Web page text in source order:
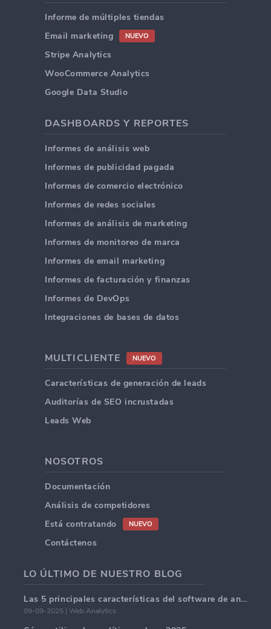
Informe de múltiples tiendas
Email marketing
NUEVO
Stripe Analytics
WooCommerce Analytics
Google Data Studio
DASHBOARDS Y REPORTES
Informes de análisis web
Informes de publicidad pagada
Informes de comercio electrónico
Informes de redes sociales
Informes de análisis de marketing
Informes de monitoreo de marca
Informes de email marketing
Informes de facturación y finanzas
Informes de DevOps
Integraciones de bases de datos
MULTICLIENTE NUEVO
Características de generación de leads
Auditorías de SEO incrustadas
Leads Web
NOSOTROS
Documentación
Análisis de competidores
Está contratando
NUEVO
Contáctenos
LO ÚLTIMO DE NUESTRO BLOG
Las 5 principales características del software de análisis web en 2025.
09-09-2025 | Web Analytics